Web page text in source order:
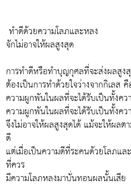
ทำดีด้วยความโลภและหลง
จักไม่อาจให้ผลสูงสุด
การทำดีหรือทำบุญกุศลที่จะส่งผลสูง
ต้องเป็นการทำด้วยใจว่างจากกิเลส
ความผูกพันในผลที่จะได้รับเป็นทั้งค
ความผูกพันในผลที่จะได้รับเป็นทั้งค
จึงไม่อาจให้ผลสูงสุดได้ แม้จะให้ผล
ดี
แต่เมื่อเป็นความดีที่ระคนด้วยโลภแล
ที่ควร
มีความโลภหลงมาบั่นทอนผลนั้นเสีย